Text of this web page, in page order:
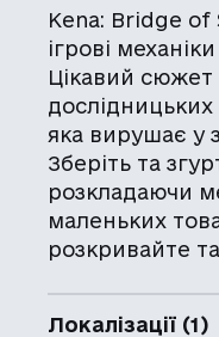
Kena: Bridge of
ігрові
Цікавий сюжет
яка вирушає у
Зберіть та
розкладаючи
маленьких
розкривайте
Локалізації (1)